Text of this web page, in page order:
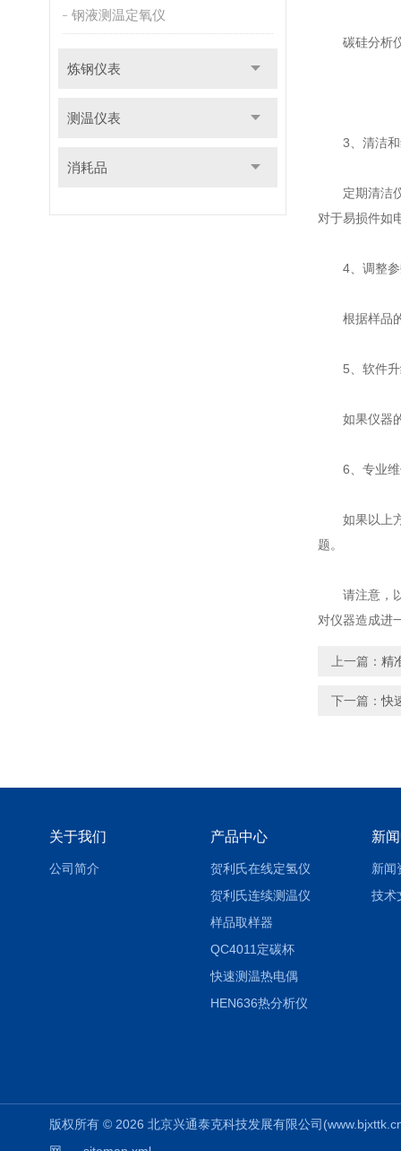
钢液测温定氧仪
炼钢仪表
测温仪表
消耗品
碳硅分析仪
3、清洁和
定期清洁仪
对于易损件如
4、调整参
根据样品的
5、软件升
如果仪器的
6、专业维
如果以上方
题。
请注意，以
对仪器造成进
上一篇： 精
下一篇：快
关于我们
公司简介
产品中心
贺利氏在线定氢仪
贺利氏连续测温仪
样品取样器
QC4011定碳杯
快速测温热电偶
HEN636热分析仪
新
新闻
技术
版权所有 © 2026 北京兴通泰克科技发展有限公司